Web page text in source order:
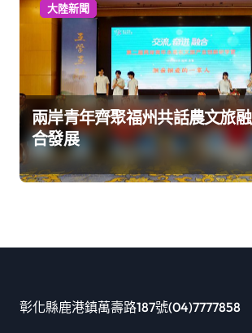
大陸新聞
兩岸青年齊聚福州共話農文旅融
合發展
彰化縣鹿港鎮萬壽路187號(04)7777858